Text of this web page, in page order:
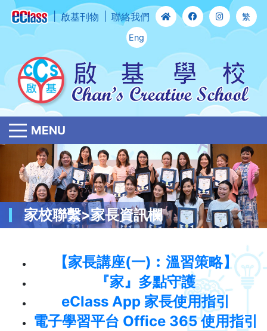
啟基刊物 聯絡我們 繁
Eng
MENU
家校聯繫>家長資訊欄
【家長講座(一)︰溫習策略】
『家』多點守護
eClass App 家長使用指引
電子學習平台 Office 365 使用指引